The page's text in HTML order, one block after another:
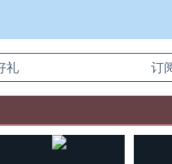
，提交相关信息。经确认即可刊
礼 订